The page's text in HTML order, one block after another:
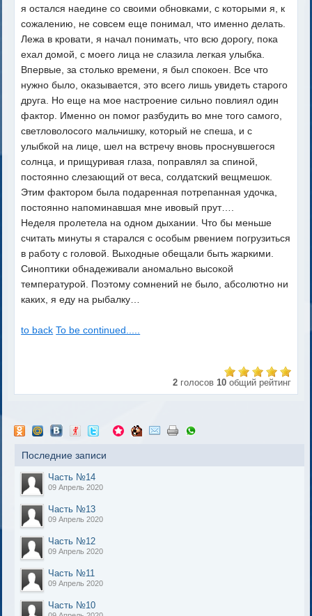
я остался наедине со своими обновками, с которыми я, к
сожалению, не совсем еще понимал, что именно делать.
Лежа в кровати, я начал понимать, что всю дорогу, пока
ехал домой, с моего лица не слазила легкая улыбка.
Впервые, за столько времени, я был спокоен. Все что
нужно было, оказывается, это всего лишь увидеть старого
друга. Но еще на мое настроение сильно повлиял один
фактор. Именно он помог разбудить во мне того самого,
светловолосого мальчишку, который не спеша, и с
улыбкой на лице, шел на встречу вновь проснувшегося
солнца, и прищуривая глаза, поправлял за спиной,
постоянно слезающий от веса, солдатский вещмешок.
Этим фактором была подаренная потрепанная удочка,
постоянно напоминавшая мне ивовый прут….
Неделя пролетела на одном дыхании. Что бы меньше
считать минуты я старался с особым рвением погрузиться
в работу с головой. Выходные обещали быть жаркими.
Синоптики обнадеживали аномально высокой
температурой. Поэтому сомнений не было, абсолютно ни
каких, я еду на рыбалку…
to back To be continued.....
2 голосов 10 общий рейтинг
Последние записи
Часть №14
09 Апрель 2020
Часть №13
09 Апрель 2020
Часть №12
09 Апрель 2020
Часть №11
09 Апрель 2020
Часть №10